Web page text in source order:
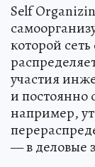
Self
которой
участия
и постоянно
например,
— в деловые